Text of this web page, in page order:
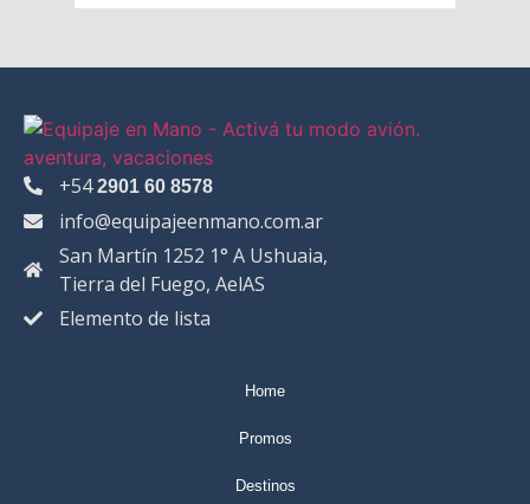
+542901 60 8578
info@equipajeenmano.com.ar
San Martín 1252 1° A Ushuaia,
Tierra del Fuego, AelAS
Elemento de lista
Home
Promos
Destinos